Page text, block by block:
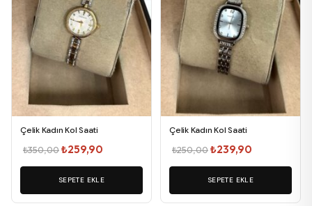
Çelik Kadın Kol Saati
₺350,00Orijinal
fiyat:
₺350,00.
₺259,90
andaki
fiyat:
₺259,90.
SEPETE EKLE
Çelik Kadın Kol Saati
₺250,00Orijinal
fiyat:
₺250,00.
₺239,90
andaki
fiyat:
₺239,90.
SEPETE EKLE